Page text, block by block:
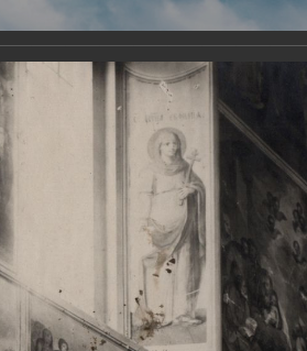
Сайт
Наследники